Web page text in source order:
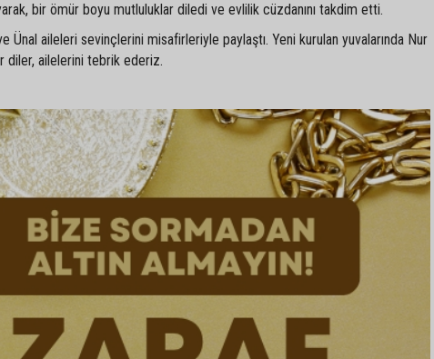
bir ömür boyu mutluluklar diledi ve evlilik cüzdanını takdim etti.
Ünal aileleri sevinçlerini misafirleriyle paylaştı. Yeni kurulan yuvalarında Nur
diler, ailelerini tebrik ederiz.